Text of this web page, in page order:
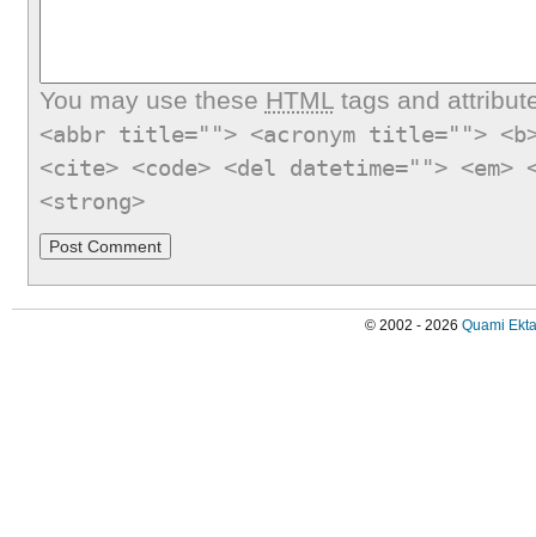
You may use these HTMLtags and
<abbr title=""> <acronym title="">
<cite> <code> <del datetime="">
<strong>
© 2002 - 2026 Quami